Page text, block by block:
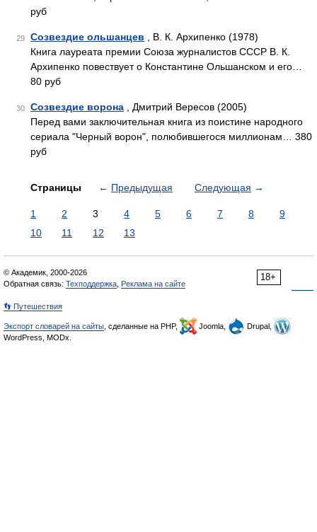
руб
29 Созвездие ольшанцев , В. К. Архипенко (1978)
Книга лауреата премии Союза журналистов СССР В. К.
Архипенко повествует о Константине Ольшанском и его…
80 руб
30 Созвездие ворона , Дмитрий Вересов (2005)
Перед вами заключительная книга из поистине народного
сериала "Черный ворон", полюбившегося миллионам… 380
руб
Страницы ← Предыдущая Следующая →
1 2 3 4 5 6 7 8
9
10
11 12 13
18+
© Академик, 2000-2026
Обратная связь: Техподдержка Реклама на сайте
👣 Путешествия
Экспорт словарей на сайты , сделанные на PHP, Joomla,
Drupal,
WordPress, MODx.